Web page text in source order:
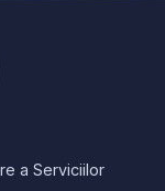
a Serviciilor